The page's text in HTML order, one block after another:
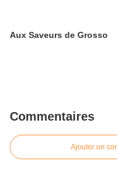
Aux Saveurs de Grosso
Commentaires
Ajouter un